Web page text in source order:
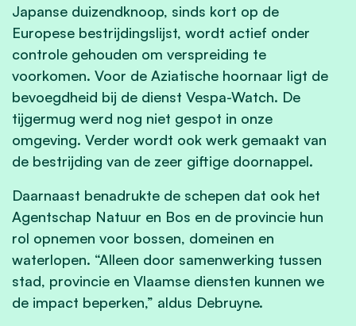
Japanse duizendknoop, sinds kort op de
Europese bestrijdingslijst, wordt actief onder
controle gehouden om verspreiding te
voorkomen. Voor de Aziatische hoornaar ligt de
bevoegdheid bij de dienst Vespa-Watch. De
tijgermug werd nog niet gespot in onze
omgeving. Verder wordt ook werk gemaakt van
de bestrijding van de zeer giftige doornappel.
Daarnaast benadrukte de schepen dat ook het
Agentschap Natuur en Bos en de provincie hun
rol opnemen voor bossen, domeinen en
waterlopen. “Alleen door samenwerking tussen
stad, provincie en Vlaamse diensten kunnen we
de impact beperken,” aldus Debruyne.